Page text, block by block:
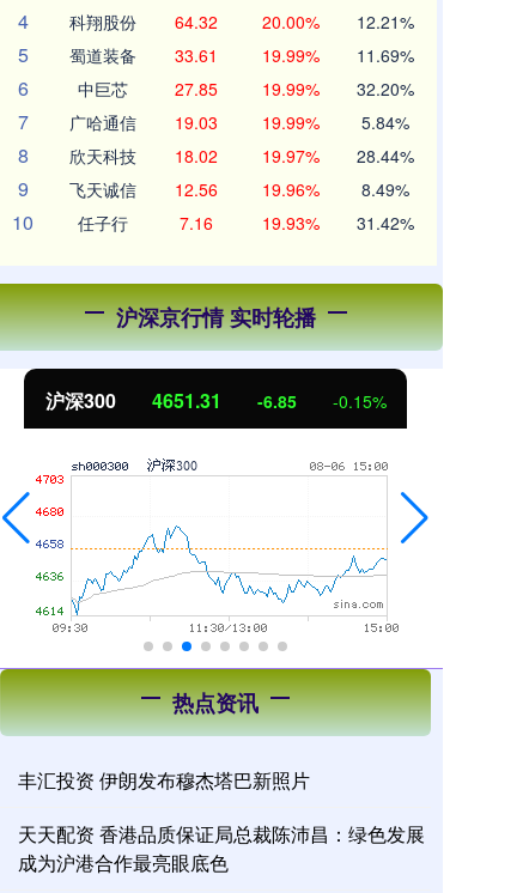
4 科翔股份 64.32 20.00% 12.21%
5 蜀道装备 33.61 19.99% 11.69%
6 中巨芯 27.85 19.99% 32.20%
7 广哈通信 19.03 19.99% 5.84%
8 欣天科技 18.02 19.97% 28.44%
9 飞天诚信 12.56 19.96% 8.49%
10 任子行 7.16 19.93% 31.42%
沪深京行情 实时轮播
北证50 1122.88 3.42 0.30%
热点资讯
丰汇投资 伊朗发布穆杰塔巴新照片
天天配资 香港品质保证局总裁陈沛昌：绿色发展
成为沪港合作最亮眼底色